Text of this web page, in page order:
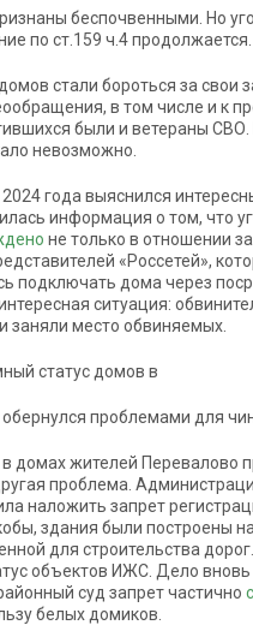
беспочвенными. Но
по ст.159 ч.4 продолжается.
стали бороться за свои
в том числе и к
были и ветераны СВО.
невозможно.
года выяснился
информация о том, что
не только в отношении
«Россетей»,
подключать дома через
ситуация:
заняли место обвиняемых.
статус домов в
проблемами для
в домах жителей Перевалово
проблема.
наложить запрет
здания были построены
для строительства
объектов ИЖС. Дело
суд запрет частично
белых домиков.